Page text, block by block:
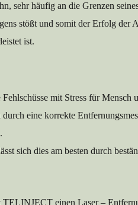
sehr häufig an die Grenzen
stößt und somit der Erfolg der
ist.
Fehlschüsse mit Stress für Mensch
durch eine korrekte
sich dies am besten durch
einen Laser –